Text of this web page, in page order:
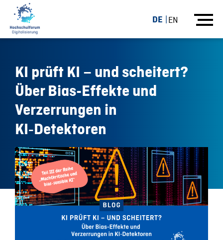
DE EN
KI prüft KI – und scheitert?
Über Bias-Effekte und
Verzerrungen in
KI‑Detektoren